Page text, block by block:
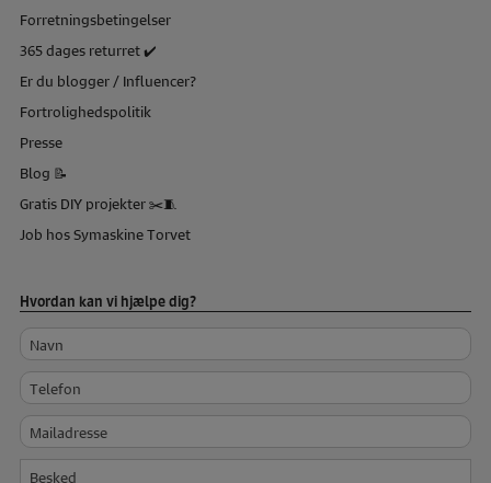
Forretningsbetingelser
365 dages returret ✔️
Er du blogger / Influencer?
Fortrolighedspolitik
Presse
Blog 📝
Gratis DIY projekter ✂️🧵
Job hos Symaskine Torvet
Hvordan kan vi hjælpe dig?
Navn
Telefon
Mailadresse
Besked